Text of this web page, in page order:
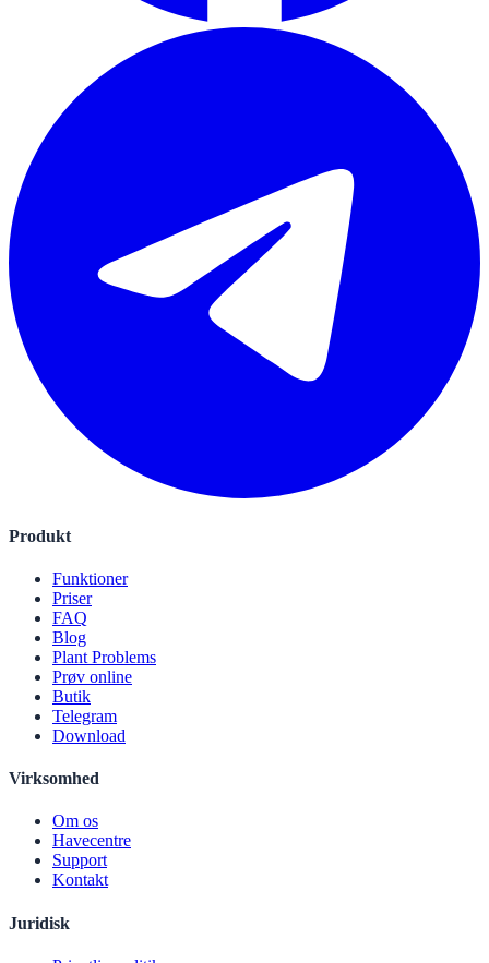
Produkt
Funktioner
Priser
FAQ
Blog
Plant Problems
Prøv online
Butik
Telegram
Download
Virksomhed
Om os
Havecentre
Support
Kontakt
Juridisk